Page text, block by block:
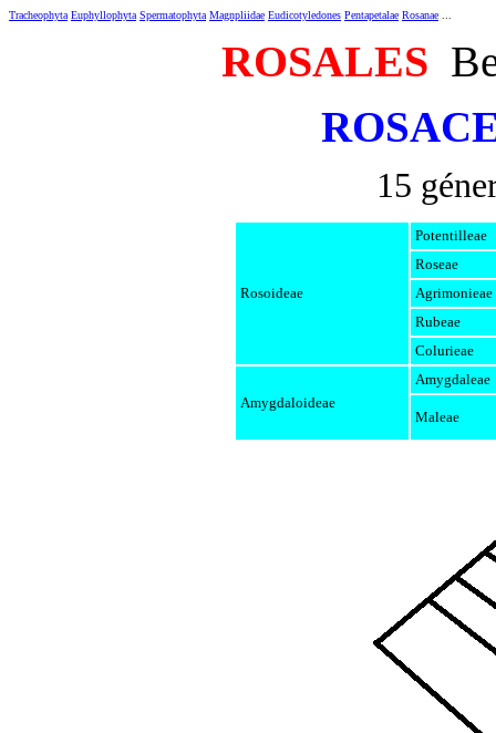
Tracheophyta Euphyllophyta Spermatophyta Magnpliidae Eudicotyledones Pentapetalae Rosanae
ROSALES
15
Rosoideae
Potentilleae
Roseae
Agrimonieae
Rubeae
Colurieae
Amygdaloideae
Amygdaleae
Maleae